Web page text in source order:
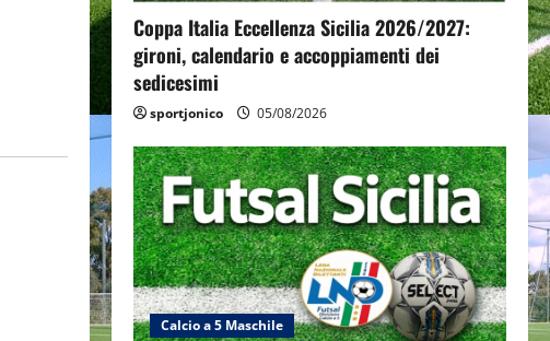
Coppa Italia Eccellenza Sicilia 2026/2027:
gironi, calendario e accoppiamenti dei
sedicesimi
sportjonico 05/08/2026
Calcio a 5 Maschile